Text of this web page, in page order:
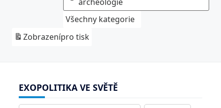
Všechny kategorie
Zobrazenípro tisk
EXOPOLITIKA VE SVĚTĚ